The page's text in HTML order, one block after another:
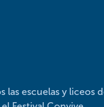
las escuelas y liceos